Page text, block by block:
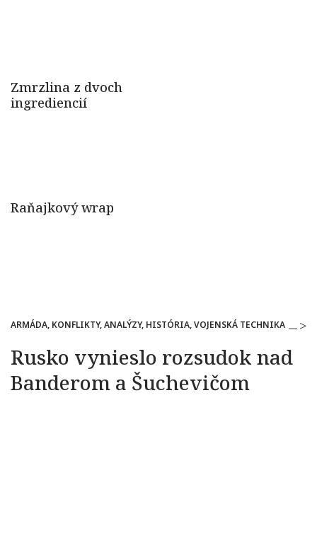
ARMÁDA, KONFLIKTY, ANALÝZY, HISTÓRIA, VOJENSKÁ TECHNIKA